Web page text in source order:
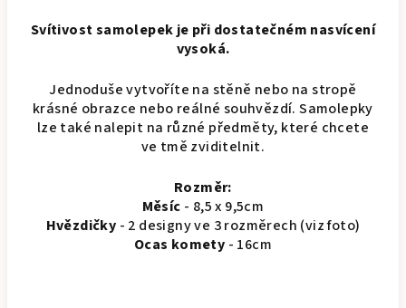
Svítivost samolepek je při dostatečném nasvícení
vysoká.
Jednoduše vytvoříte na stěně nebo na stropě
krásné obrazce nebo reálné souhvězdí. Samolepky
lze také nalepit na různé předměty, které chcete
ve tmě zviditelnit.
Rozměr:
Měsíc - 8,5 x 9,5cm
Hvězdičky - 2 designy ve 3 rozměrech (viz foto)
Ocas komety - 16cm